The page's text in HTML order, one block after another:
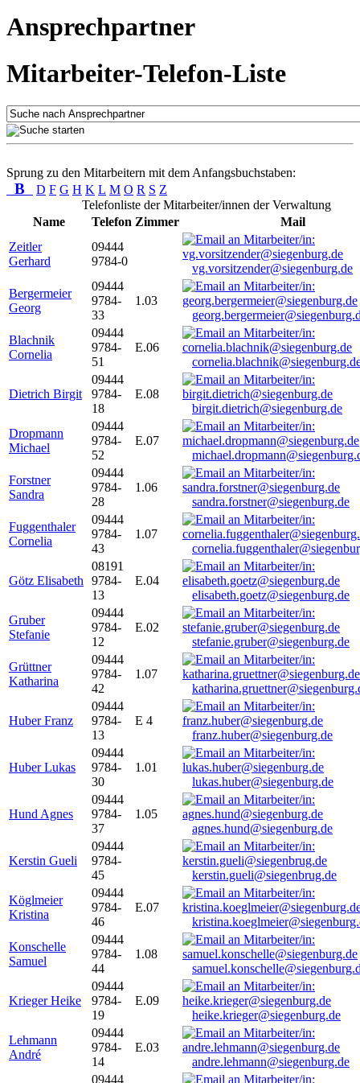
Ansprechpartner
Mitarbeiter-Telefon-Liste
Sprung zu den Mitarbeitern mit dem Anfangsbuchstaben:
B D F G H K L M O R S Z
Telefonliste der Mitarbeiter/innen der Verwaltung
Name
Telefon Zimmer
Mail
Zeitler
Gerhard
09444
9784-0
vg.vorsitzender@siegenburg.de
Bergermeier
Georg
09444
9784-
33
1.03
Blachnik
Cornelia
09444
9784-
51
E.06
Dietrich Birgit
09444
9784-
18
E.08
birgit.dietrich@siegenburg.de
Dropmann
Michael
09444
9784-
52
E.07
Forstner
Sandra
09444
9784-
28
1.06
sandra.forstner@siegenburg.de
Fuggenthaler
Cornelia
09444
9784-
43
1.07
Götz Elisabeth
08191
9784-
13
E.04
elisabeth.goetz@siegenburg.de
Gruber
Stefanie
09444
9784-
12
E.02
stefanie.gruber@siegenburg.de
Grüttner
Katharina
09444
9784-
42
1.07
Huber Franz
09444
9784-
13
E 4
franz.huber@siegenburg.de
Huber Lukas
09444
9784-
30
1.01
lukas.huber@siegenburg.de
Hund Agnes
09444
9784-
37
1.05
agnes.hund@siegenburg.de
Kerstin Gueli
09444
9784-
45
kerstin.gueli@siegenbrug.de
Köglmeier
Kristina
09444
9784-
46
E.07
Konschelle
Samuel
09444
9784-
44
1.08
Krieger Heike
09444
9784-
19
E.09
heike.krieger@siegenburg.de
Lehmann
André
09444
9784-
14
E.03
andre.lehmann@siegenburg.de
09444